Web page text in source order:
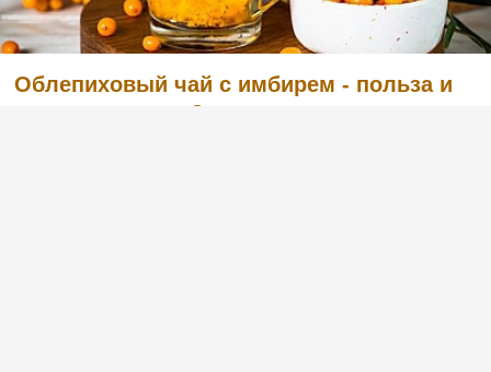
Облепиховый чай с имбирем - польза и
как приготовить?